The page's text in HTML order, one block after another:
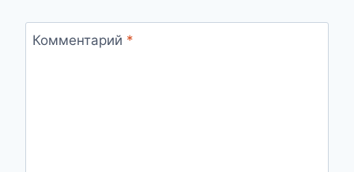
Комментарий *